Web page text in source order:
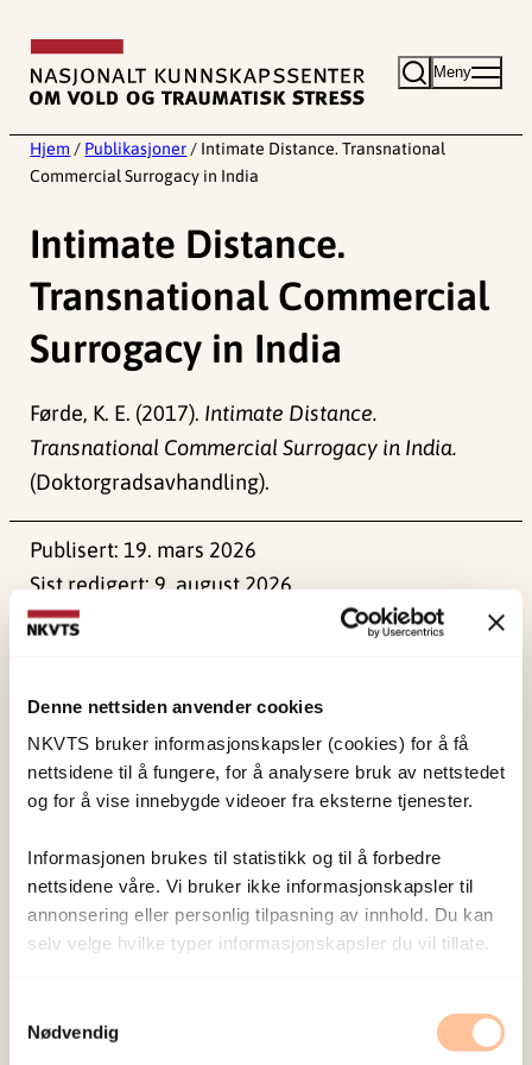
Denne nettsiden anvender cookies
NKVTS bruker informasjonskapsler (cookies) for å få
nettsidene til å fungere, for å analysere bruk av nettstedet
og for å vise innebygde videoer fra eksterne tjenester.
Informasjonen brukes til statistikk og til å forbedre
nettsidene våre. Vi bruker ikke informasjonskapsler til
annonsering eller personlig tilpasning av innhold. Du kan
selv velge hvilke typer informasjonskapsler du vil tillate.
Nødvendig
innhold
Meny
Hjem / Publikasjoner / Intimate Distance. Transnational
Commercial Surrogacy in India
Intimate Distance.
Transnational Commercial
Surrogacy in India
Førde, K. E. (2017). Intimate Distance.
Transnational Commercial Surrogacy in India.
(Doktorgradsavhandling).
Publisert: 19. mars 2026
Sist redigert:9. august 2026
NKVTS utvikler og sprer kunnskap og kompetanse
om vold og traumatisk stress. Formålet er å bidra
sosiale konsekvensene som vold og traumatisk
stress kan medføre.
Ledige stillinger